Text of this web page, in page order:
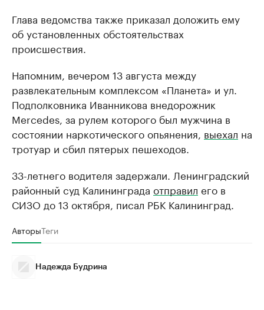
Глава ведомства также приказал доложить ему
об установленных обстоятельствах
происшествия.
Напомним, вечером 13 августа между
развлекательным комплексом «Планета» и ул.
Подполковника Иванникова внедорожник
Mercedes, за рулем которого был мужчина в
состоянии наркотического опьянения, выехал на
тротуар и сбил пятерых пешеходов.
33-летнего водителя задержали. Ленинградский
районный суд Калининграда отправил его в
СИЗО до 13 октября, писал РБК Калининград.
АвторыТеги
Надежда Будрина